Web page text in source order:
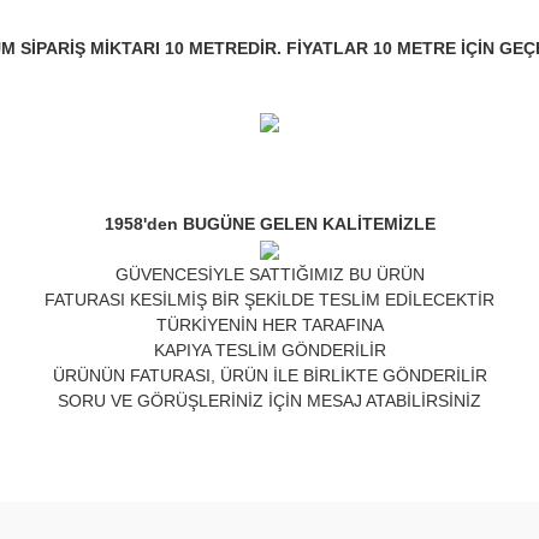
SİPARİŞ MİKTARI 10 METREDİR. FİYATLAR 10 METRE İÇİN
1958'den BUGÜNE GELEN KALİTEMİZLE
GÜVENCESİYLE SATTIĞIMIZ BU ÜRÜN
FATURASI KESİLMİŞ BİR ŞEKİLDE TESLİM EDİLECEKTİR
TÜRKİYENİN HER TARAFINA
KAPIYA TESLİM GÖNDERİLİR
ÜRÜNÜN FATURASI, ÜRÜN İLE BİRLİKTE GÖNDERİLİR
SORU VE GÖRÜŞLERİNİZ İÇİN MESAJ ATABİLİRSİNİZ